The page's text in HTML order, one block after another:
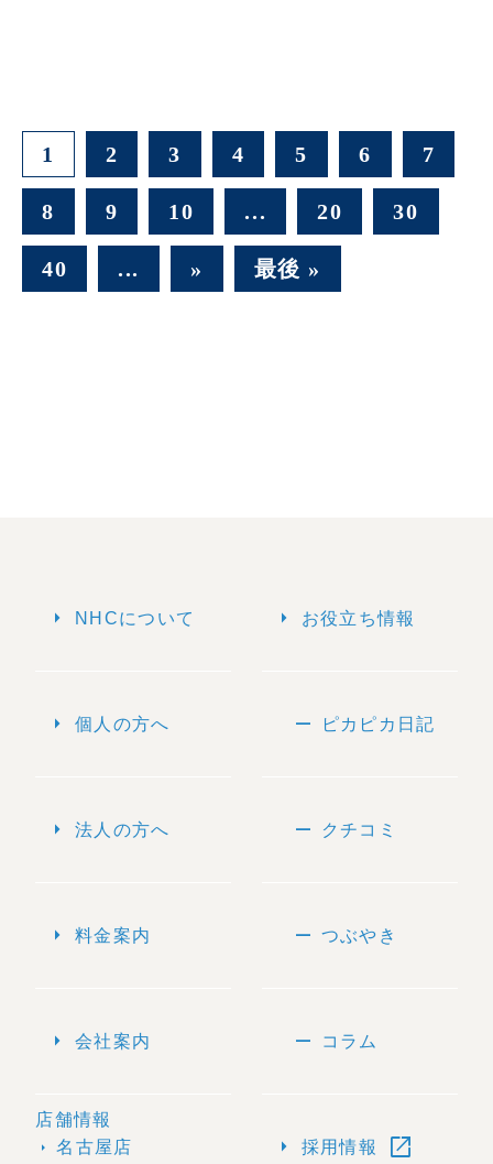
1 2 3 4 5 6 7
8 9 10 ... 20 30
40 ... » 最後 »
arrow_right NHCについて
arrow_right 個人の方へ
arrow_right 法人の方へ
arrow_right 料金案内
arrow_right 会社案内
店舗情報
arrow_right 名古屋店
arrow_right お役立ち情報
remove ピカピカ日記
remove クチコミ
remove つぶやき
remove コラム
arrow_right 採用情報 open_in_new